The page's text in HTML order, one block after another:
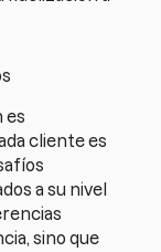
es
cliente es
a su nivel
sino que